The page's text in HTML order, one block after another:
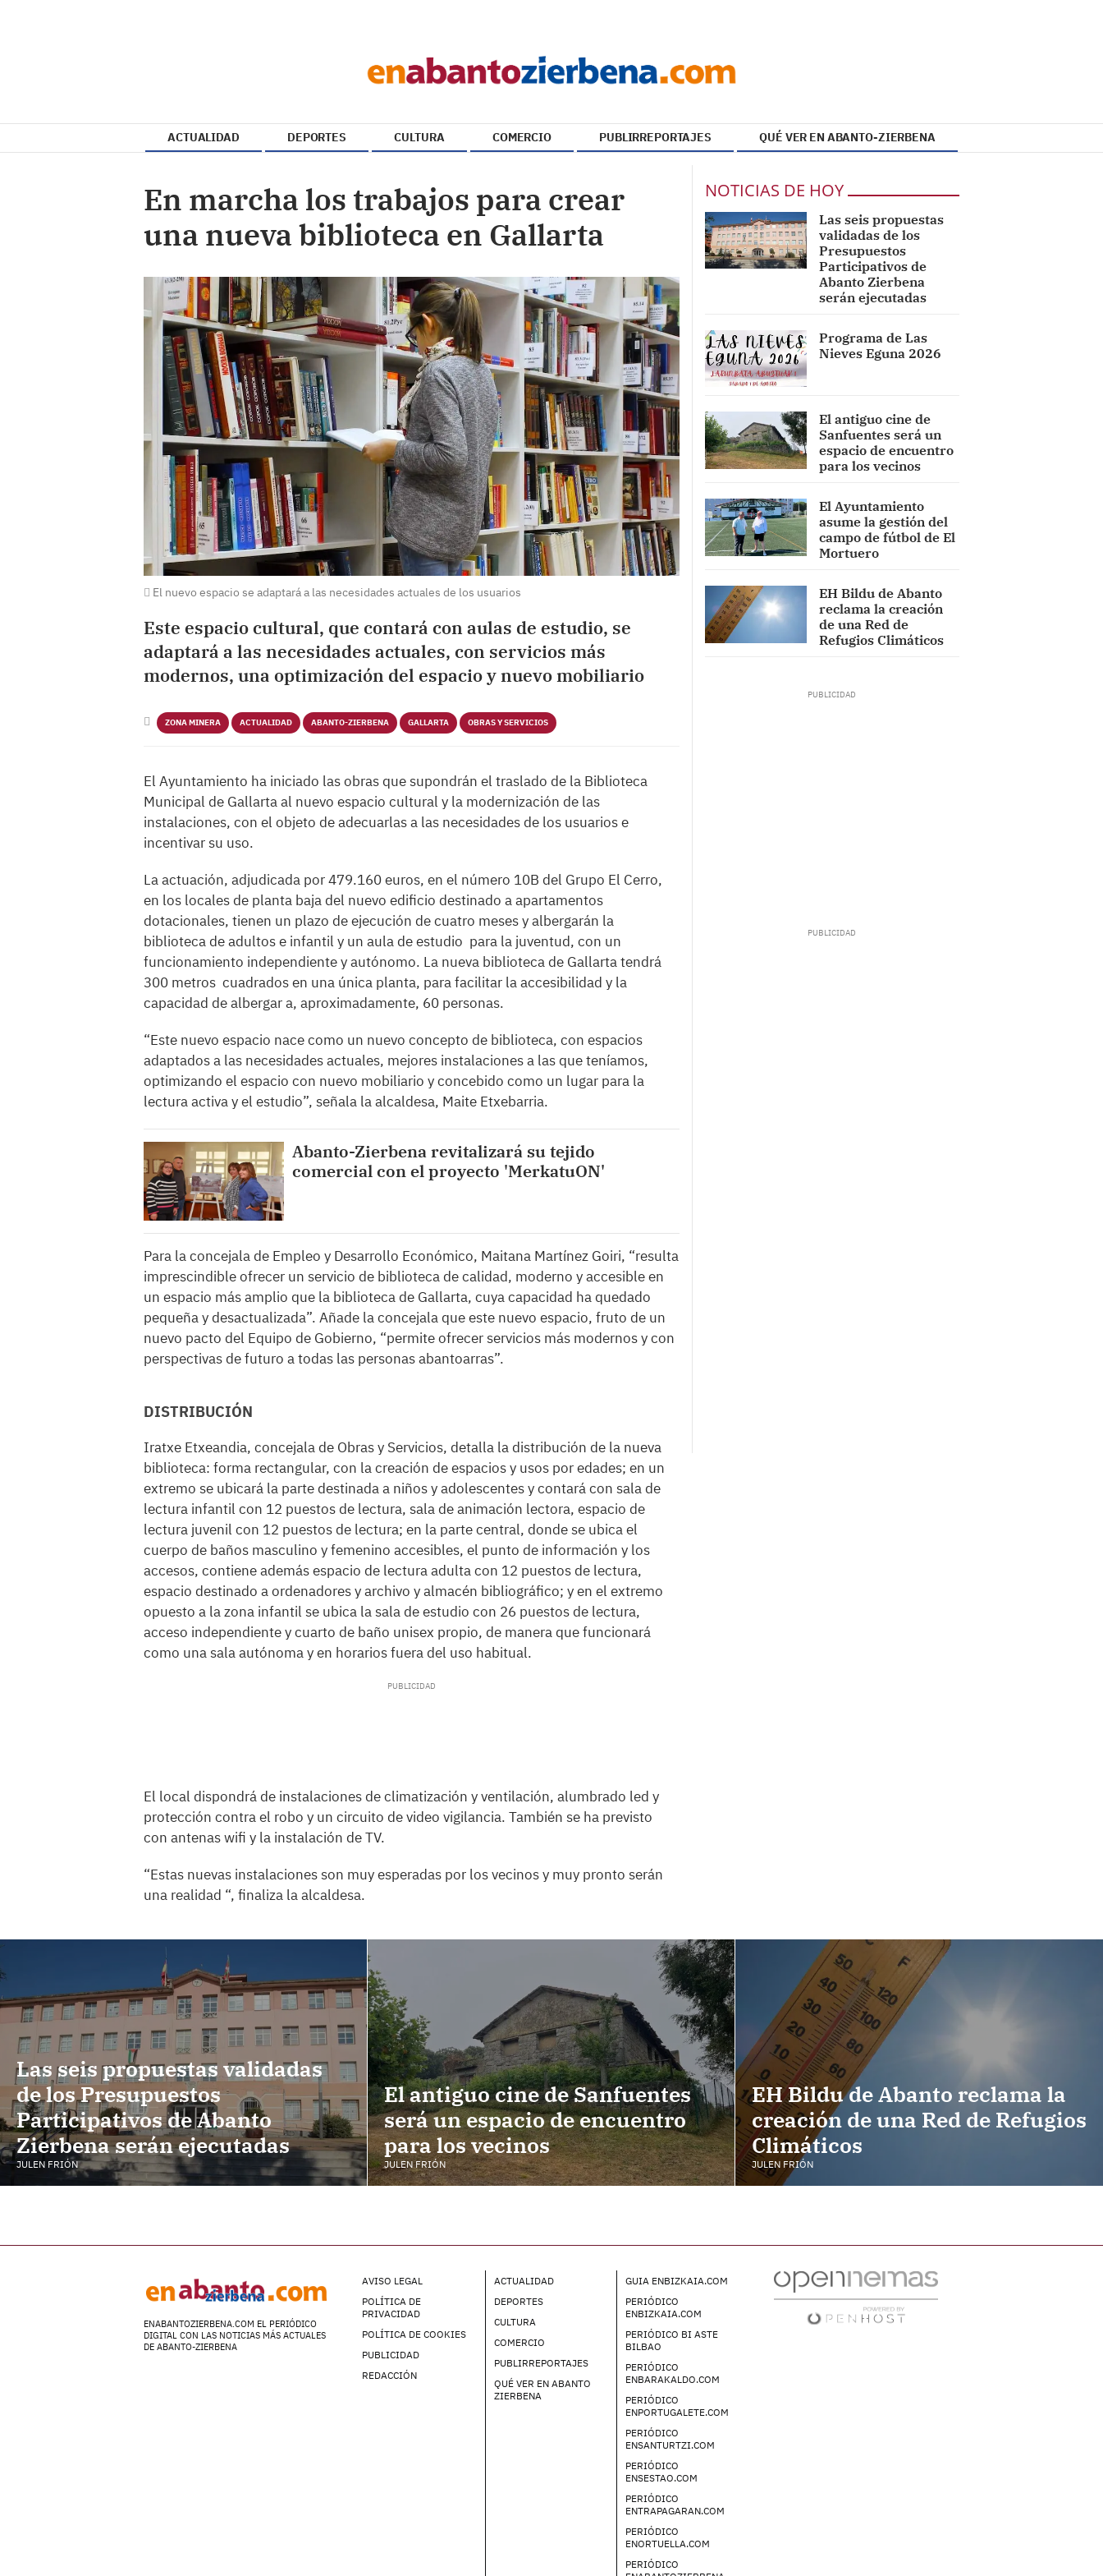
ACTUALIDAD DEPORTES CULTURA COMERCIO PUBLIRREPORTAJES QUÉ VER EN ABANTO-ZIERBENA
En marcha los trabajos para crear
una nueva biblioteca en Gallarta
El nuevo espacio se adaptará a las necesidades actuales de los usuarios
Este espacio cultural, que contará con aulas de estudio, se
adaptará a las necesidades actuales, con servicios más
modernos, una optimización del espacio y nuevo mobiliario
ZONA MINERA ACTUALIDAD ABANTO-ZIERBENA GALLARTA OBRAS Y SERVICIOS
El Ayuntamiento ha iniciado las obras que supondrán el traslado de la Biblioteca
Municipal de Gallarta al nuevo espacio cultural y la modernización de las
instalaciones, con el objeto de adecuarlas a las necesidades de los usuarios e
incentivar su uso.
La actuación, adjudicada por 479.160 euros, en el número 10B del Grupo El Cerro,
en los locales de planta baja del nuevo edificio destinado a apartamentos
dotacionales, tienen un plazo de ejecución de cuatro meses y albergarán la
biblioteca de adultos e infantil y un aula de estudio para la juventud, con un
funcionamiento independiente y autónomo. La nueva biblioteca de Gallarta tendrá
300 metros cuadrados en una única planta, para facilitar la accesibilidad y la
capacidad de albergar a, aproximadamente, 60 personas.
“Este nuevo espacio nace como un nuevo concepto de biblioteca, con espacios
adaptados a las necesidades actuales, mejores instalaciones a las que teníamos,
optimizando el espacio con nuevo mobiliario y concebido como un lugar para la
lectura activa y el estudio”, señala la alcaldesa, Maite Etxebarria.
Abanto-Zierbena revitalizará su tejido
comercial con el proyecto 'MerkatuON'
Para la concejala de Empleo y Desarrollo Económico, Maitana Martínez Goiri, “resulta
imprescindible ofrecer un servicio de biblioteca de calidad, moderno y accesible en
un espacio más amplio que la biblioteca de Gallarta, cuya capacidad ha quedado
pequeña y desactualizada”. Añade la concejala que este nuevo espacio, fruto de un
nuevo pacto del Equipo de Gobierno, “permite ofrecer servicios más modernos y con
perspectivas de futuro a todas las personas abantoarras”.
DISTRIBUCIÓN
Iratxe Etxeandia, concejala de Obras y Servicios, detalla la distribución de la nueva
biblioteca: forma rectangular, con la creación de espacios y usos por edades; en un
extremo se ubicará la parte destinada a niños y adolescentes y contará con sala de
lectura infantil con 12 puestos de lectura, sala de animación lectora, espacio de
lectura juvenil con 12 puestos de lectura; en la parte central, donde se ubica el
cuerpo de baños masculino y femenino accesibles, el punto de información y los
accesos, contiene además espacio de lectura adulta con 12 puestos de lectura,
espacio destinado a ordenadores y archivo y almacén bibliográfico; y en el extremo
opuesto a la zona infantil se ubica la sala de estudio con 26 puestos de lectura,
acceso independiente y cuarto de baño unisex propio, de manera que funcionará
como una sala autónoma y en horarios fuera del uso habitual.
El local dispondrá de instalaciones de climatización y ventilación, alumbrado led y
protección contra el robo y un circuito de video vigilancia. También se ha previsto
con antenas wifi y la instalación de TV.
“Estas nuevas instalaciones son muy esperadas por los vecinos y muy pronto serán
una realidad “, finaliza la alcaldesa.
NOTICIAS DE HOY
Las seis propuestas
validadas de los
Presupuestos
Participativos de
Abanto Zierbena
serán ejecutadas
Programa de Las
Nieves Eguna 2026
El antiguo cine de
Sanfuentes será un
espacio de encuentro
para los vecinos
El Ayuntamiento
asume la gestión del
campo de fútbol de El
Mortuero
EH Bildu de Abanto
reclama la creación
de una Red de
Refugios Climáticos
Las seis propuestas validadas
de los Presupuestos
Participativos de Abanto
Zierbena serán ejecutadas
JULEN FRIÓN
El antiguo cine de Sanfuentes
será un espacio de encuentro
para los vecinos
JULEN FRIÓN
EH Bildu de Abanto reclama la
creación de una Red de Refugios
Climáticos
JULEN FRIÓN
ENABANTOZIERBENA.COM EL PERIÓDICO
DIGITAL CON LAS NOTICIAS MÁS ACTUALES
DE ABANTO-ZIERBENA
AVISO LEGAL
POLÍTICA DE
PRIVACIDAD
POLÍTICA DE COOKIES
PUBLICIDAD
REDACCIÓN
ACTUALIDAD
DEPORTES
CULTURA
COMERCIO
PUBLIRREPORTAJES
QUÉ VER EN ABANTO
ZIERBENA
GUIA ENBIZKAIA.COM
PERIÓDICO
ENBIZKAIA.COM
PERIÓDICO BI ASTE
BILBAO
PERIÓDICO
ENBARAKALDO.COM
PERIÓDICO
ENPORTUGALETE.COM
PERIÓDICO
ENSANTURTZI.COM
PERIÓDICO
ENSESTAO.COM
PERIÓDICO
ENTRAPAGARAN.COM
PERIÓDICO
ENORTUELLA.COM
PERIÓDICO